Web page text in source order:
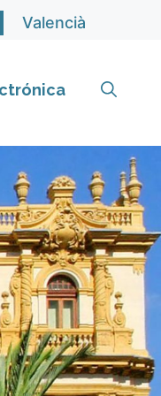
Valencià